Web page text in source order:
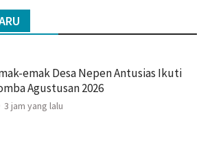
emak Desa Nepen Antusias Ikuti
Agustusan 2026
3 jam yang lalu